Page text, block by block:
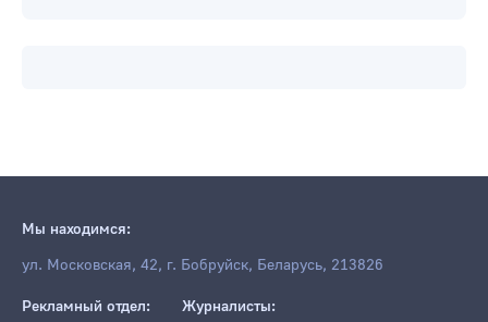
Мы находимся:
ул. Московская, 42, г. Бобруйск, Беларусь, 213826
Рекламный отдел: Журналисты: